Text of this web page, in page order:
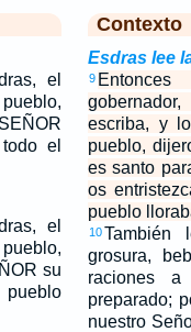
el
el
el
su
Contexto
Esdras lee
9
escriba, y
pueblo,
es santo
os
pueblo
10
grosura,
raciones
preparado;
nuestro